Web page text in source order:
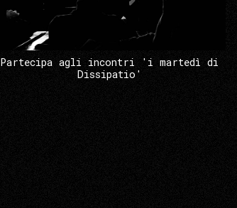
Partecipa agli incontri 'i martedì di
Dissipatio'